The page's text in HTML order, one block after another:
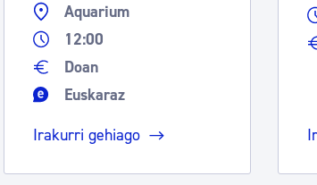
Aquarium
12:00
Doan
Euskaraz
Irakurri gehiago